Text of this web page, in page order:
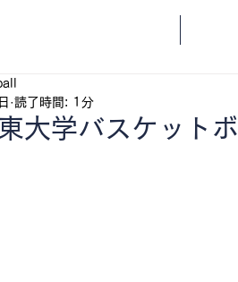
大学バスケット
読了時間: 1分